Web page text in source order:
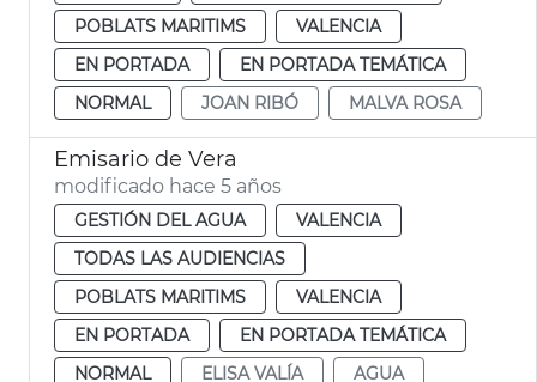
POBLATS MARITIMS
VALENCIA
EN PORTADA
EN PORTADA TEMÁTICA
NORMAL
JOAN RIBÓ MALVA ROSA
Emisario de Vera
modificado hace 5 años
GESTIÓN DEL AGUA
VALENCIA
TODAS LAS AUDIENCIAS
POBLATS MARITIMS
VALENCIA
EN PORTADA
EN PORTADA TEMÁTICA
NORMAL
ELISA VALÍA
AGUA